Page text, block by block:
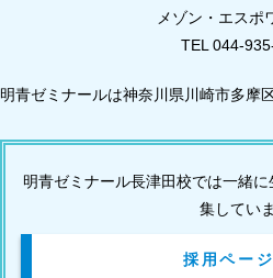
メゾン・エスポ
TEL 044-
明青ゼミナールは神奈川県川崎市多摩
明青ゼミナール長津田校では一緒
集してい
採用ペー